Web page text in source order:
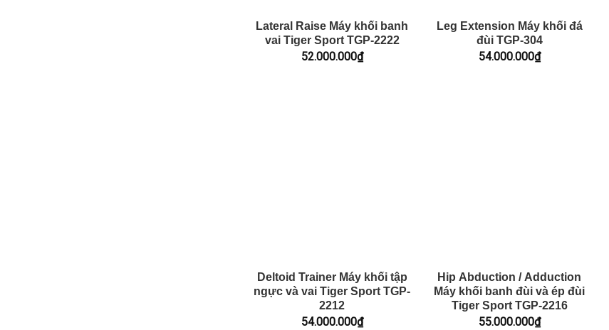
Lateral Raise Máy khối banh
vai Tiger Sport TGP-2222
52.000.000₫
Leg Extension Máy khối đá
đùi TGP-304
54.000.000₫
Deltoid Trainer Máy khối tập
ngực và vai Tiger Sport TGP-
2212
54.000.000₫
Hip Abduction / Adduction
Máy khối banh đùi và ép đùi
Tiger Sport TGP-2216
55.000.000₫